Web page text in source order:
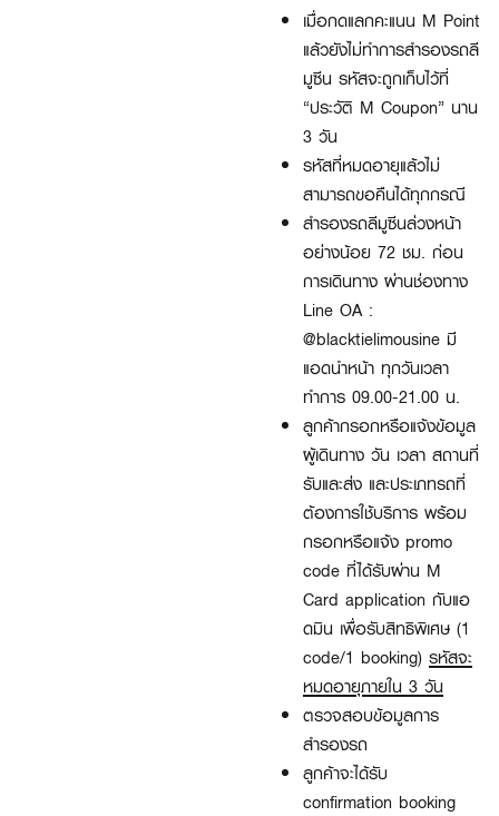
เมื่อกดแลกคะแนน M Point
แล้วยังไม่ทำการสำรองรถลี
มูซีน รหัสจะถูกเก็บไว้ที่
“ประวัติ M Coupon” นาน
3 วัน
รหัสที่หมดอายุแล้วไม่
สามารถขอคืนได้ทุกกรณี
สำรองรถลีมูซีนล่วงหน้า
อย่างน้อย 72 ชม. ก่อน
การเดินทาง ผ่านช่องทาง
Line OA :
@blacktielimousine มี
แอดนำหน้า ทุกวันเวลา
ทำการ 09.00-21.00 น.
ลูกค้ากรอกหรือแจ้งข้อมูล
ผู้เดินทาง วัน เวลา สถานที่
รับและส่ง และประเภทรถที่
ต้องการใช้บริการ พร้อม
กรอกหรือแจ้ง promo
code ที่ได้รับผ่าน M
Card application กับแอ
ดมิน เพื่อรับสิทธิพิเศษ (1
code/1 booking) รหัสจะ
หมดอายุภายใน 3 วัน
ตรวจสอบข้อมูลการ
สำรองรถ
ลูกค้าจะได้รับ
confirmation booking